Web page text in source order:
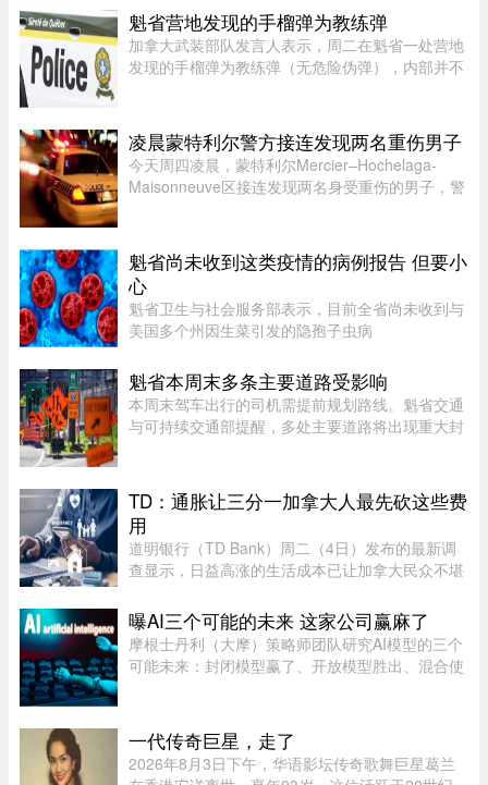
别袭击了Laurentides地区的Ha ...
魁省营地发现的手榴弹为教练弹
加拿大武装部队发言人表示，周二在魁省一处营地
发现的手榴弹为教练弹（无危险伪弹），内部并不
其运往 Valcartier 军事 ...
凌晨蒙特利尔警方接连发现两名重伤男子
今天周四凌晨，蒙特利尔Mercier–Hochelaga-
Maisonneuve区接连发现两名身受重伤的男子，警
因，也不确定是否涉及武器。警方发言人Flor ...
魁省尚未收到这类疫情的病例报告 但要小
心
魁省卫生与社会服务部表示，目前全省尚未收到与
美国多个州因生菜引发的隐孢子虫病
报告。这种由寄生虫引起的感染主要通过受污染的
食物或水传播，会导致水样腹泻、胃痉挛 ...
魁省本周末多条主要道路受影响
本周末驾车出行的司机需提前规划路线。魁省交通
与可持续交通部提醒，多处主要道路将出现重大封
堵。20号高速（Boucherville ...
TD：通胀让三分一加拿大人最先砍这些费
用
道明银行（TD Bank）周二（4日）发布的最新调
查显示，日益高涨的生活成本已让加拿大民众不堪
Global News报道，道明保险（TD Insurance）的
数据指出，33%的加拿大民众为了节 ...
曝AI三个可能的未来 这家公司赢麻了
摩根士丹利（大摩）策略师团队研究AI模型的三个
可能未来：封闭模型赢了、开放模型胜出、混合使
布的分析研究，指出AI市场 ...
一代传奇巨星，走了
2026年8月3日下午，华语影坛传奇歌舞巨星葛兰